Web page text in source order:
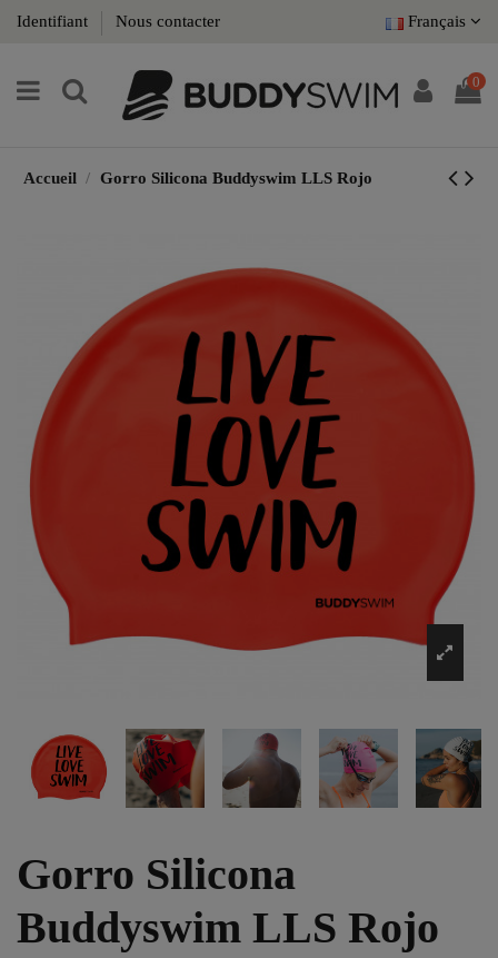
Identifiant Nous contacter Français
0
Accueil Gorro Silicona Buddyswim LLS Rojo
Gorro Silicona
Buddyswim LLS Rojo